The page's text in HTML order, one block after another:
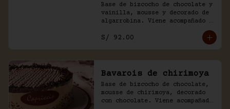
Base de bizcocho de chocolate y
vainilla, mousse y decorado de
algarrobina. Viene acompañado
S/ 92.00
Bavarois de chirimoya
Base de bizcocho de chocolate,
mousse de chirimoya, decorado
con chocolate. Viene acompañado